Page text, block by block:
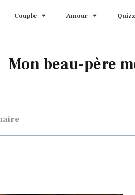
Couple Amour
Mon beau-père